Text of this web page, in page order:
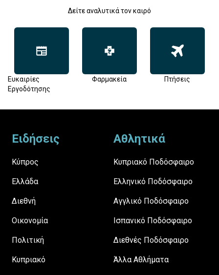
Δείτε αναλυτικά τον καιρό
Ευκαιρίες
Εργοδότησης
Φαρμακεία Πτήσεις
Ειδήσεις
Κύπρος
Ελλάδα
Διεθνή
Οικονομία
Πολιτική
Κυπριακό
Αθλητικά
Κυπριακό Ποδόσφαιρο
Ελληνικό Ποδόσφαιρο
Αγγλικό Ποδόσφαιρο
Ισπανικό Ποδόσφαιρο
Διεθνές Ποδόσφαιρο
Άλλα Αθλήματα